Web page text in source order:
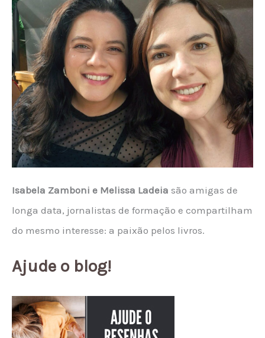
Isabela Zamboni e Melissa Ladeia são amigas de
longa data, jornalistas de formação e compartilham
do mesmo interesse: a paixão pelos livros.
Ajude o blog!